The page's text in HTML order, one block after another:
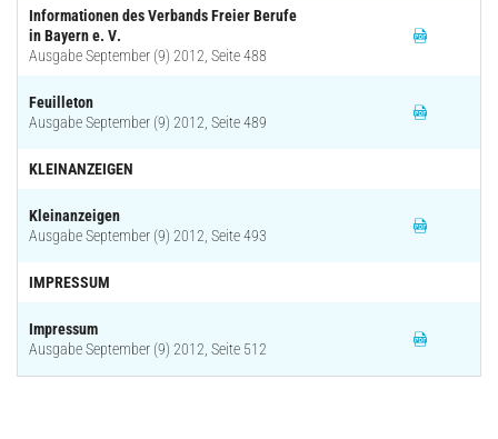
Informationen des Verbands Freier Berufe
in Bayern e. V.
Ausgabe September (9) 2012, Seite 488
Feuilleton
Ausgabe September (9) 2012, Seite 489
KLEINANZEIGEN
Kleinanzeigen
Ausgabe September (9) 2012, Seite 493
IMPRESSUM
Impressum
Ausgabe September (9) 2012, Seite 512